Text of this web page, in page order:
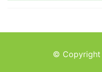
© Copyright